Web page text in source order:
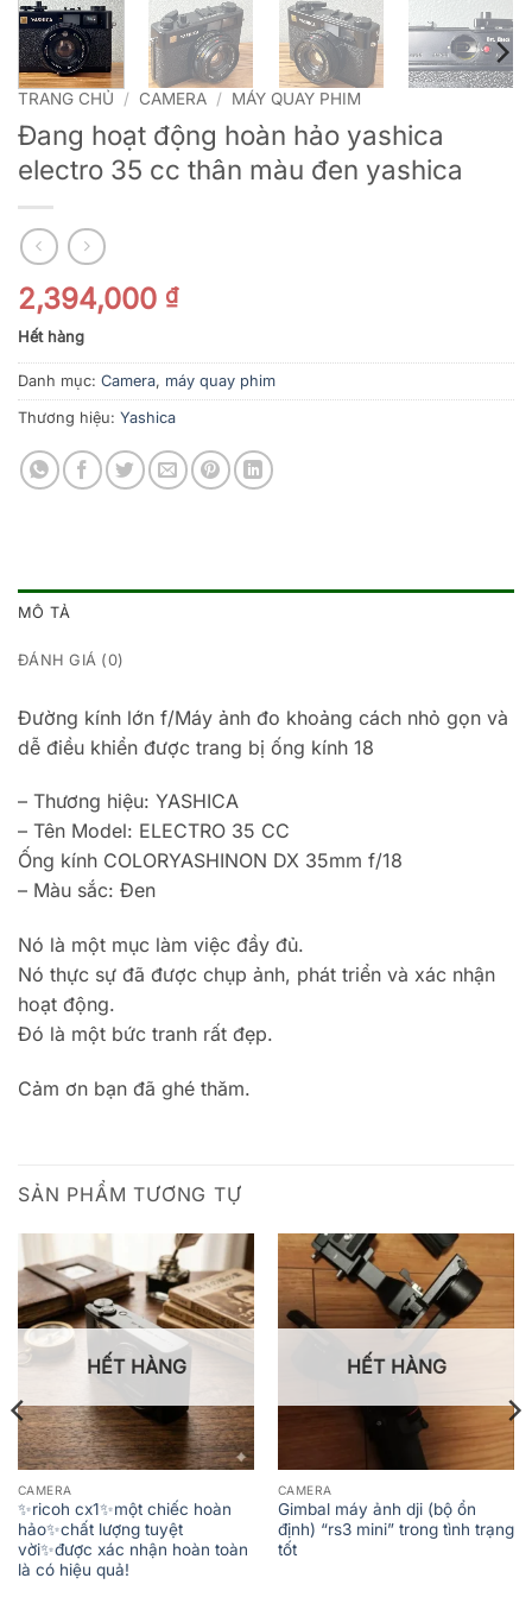
TRANG CHỦ / CAMERA / MÁY QUAY PHIM
Đang hoạt động hoàn hảo yashica
electro 35 cc thân màu đen yashica
2,394,000 ₫
Hết hàng
Danh mục: Camera, máy quay phim
Thương hiệu: Yashica
MÔ TẢ
ĐÁNH GIÁ (0)
Đường kính lớn f/Máy ảnh đo khoảng cách nhỏ gọn và
dễ điều khiển được trang bị ống kính 18
– Thương hiệu: YASHICA
– Tên Model: ELECTRO 35 CC
Ống kính COLORYASHINON DX 35mm f/18
– Màu sắc: Đen
Nó là một mục làm việc đầy đủ.
Nó thực sự đã được chụp ảnh, phát triển và xác nhận
hoạt động.
Đó là một bức tranh rất đẹp.
Cảm ơn bạn đã ghé thăm.
SẢN PHẨM TƯƠNG TỰ
HẾT HÀNG
CAMERA
✨️ricoh cx1✨️một chiếc hoàn
hảo✨️chất lượng tuyệt
vời✨️được xác nhận hoàn toàn
là có hiệu quả!
HẾT HÀNG
CAMERA
Gimbal máy ảnh dji (bộ ổn
định) “rs3 mini” trong tình trạng
tốt